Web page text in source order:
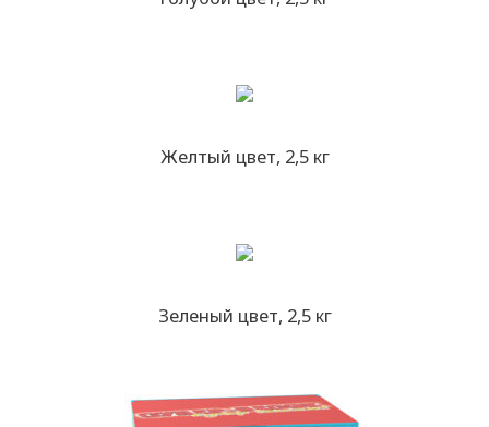
Желтый цвет, 2,5 кг
Зеленый цвет, 2,5 кг